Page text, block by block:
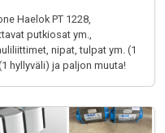
Haelok PT 1228,
putkiosat ym.,
nipat, tulpat ym. (1
hyllyväli) ja paljon muuta!